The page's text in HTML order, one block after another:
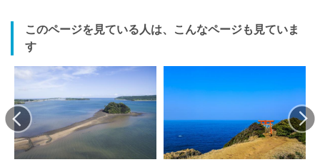
このページを見ている人は、こんなページも見ていま
す